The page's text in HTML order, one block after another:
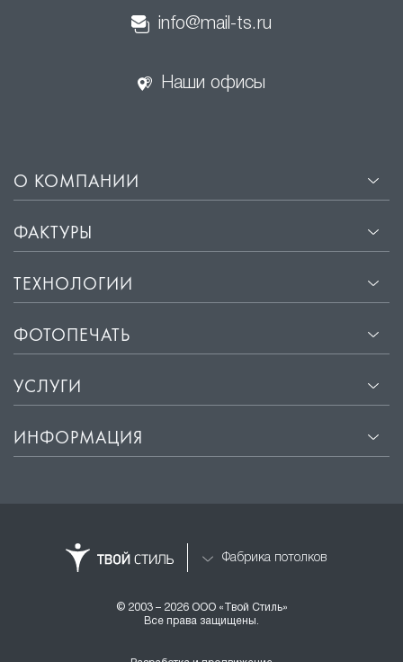
info@mail-ts.ru
Наши офисы
О КОМПАНИИ
ФАКТУРЫ
ТЕХНОЛОГИИ
ФОТОПЕЧАТЬ
УСЛУГИ
ИНФОРМАЦИЯ
Фабрика потолков
© 2003 – 2026 ООО «Твой Стиль»
Все права защищены.